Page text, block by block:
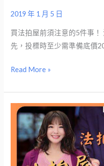
2019 年 1 月 5 日
買法拍屋前須注意的5件事
先，投標時至少需準備底價
拍
屋
注
事
報
你
【法
Read More »
法
以